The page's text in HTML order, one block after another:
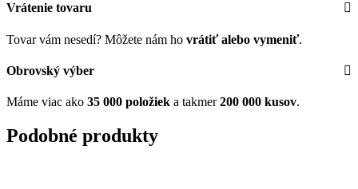
Vrátenie tovaru
Tovar vám nesedí? Môžete nám ho vrátiť alebo vymeniť.
Obrovský výber
Máme viac ako 35 000 položiek a takmer200 000 kusov.
Podobné produkty